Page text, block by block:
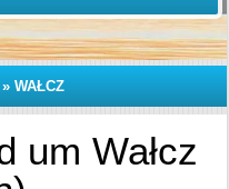
» WAŁCZ
um Wałcz